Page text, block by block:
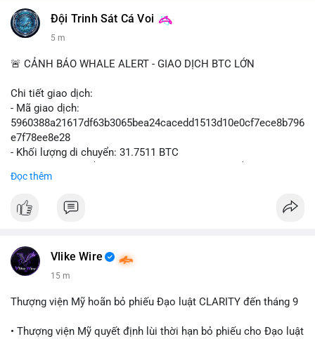
Đội Trinh Sát Cá Voi
5 m
🚨 CẢNH BÁO WHALE ALERT - GIAO DỊCH BTC LỚN
Chi tiết giao dịch:
- Mã giao dịch:
5960388a21617df63b3065bea24cacedd1513d10e0cf7ece8b796
e7f78ee8e28
- Khối lượng di chuyển: 31.7511 BTC
USD)
Đọc thêm
Vlike Wire
15 m
Thượng viện Mỹ hoãn bỏ phiếu Đạo luật CLARITY đến tháng 9
• Thượng viện Mỹ quyết định lùi thời hạn bỏ phiếu cho Đạo luật